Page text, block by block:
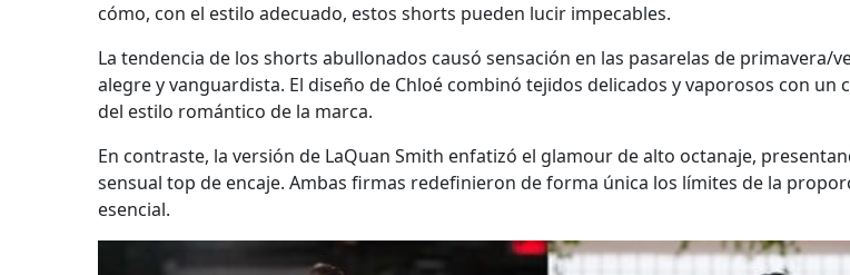
cómo, con el estilo adecuado, estos shorts pueden lucir impecables.
La tendencia de los shorts abullonados causó sensación en las pasarelas de primavera/
alegre y vanguardista. El diseño de Chloé combinó tejidos delicados y vaporosos con
del estilo romántico de la marca.
En contraste, la versión de LaQuan Smith enfatizó el glamour de alto octanaje,
sensual top de encaje. Ambas firmas redefinieron de forma única los límites de la
esencial.